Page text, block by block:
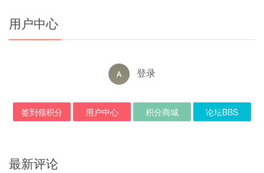
用户中心
登录
签到领积分 用户中心 积分商城 论坛BBS
最新评论